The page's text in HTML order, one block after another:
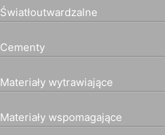
Światłoutwardzalne
Cementy
Materiały wytrawiające
Materiały wspomagające